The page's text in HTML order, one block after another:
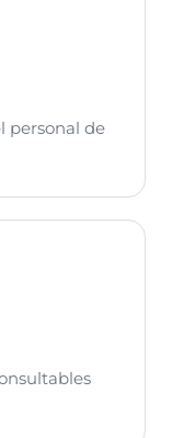
personal de